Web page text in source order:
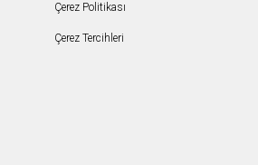
Çerez Politikası
Çerez Tercihleri